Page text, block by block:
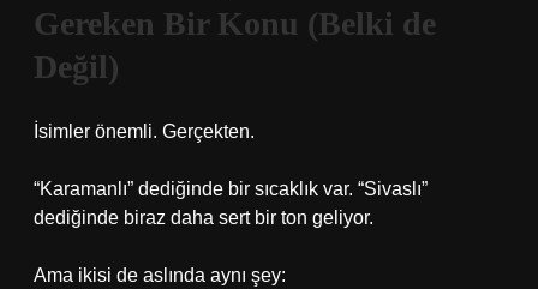
Gereken Bir Konu (Belki de
Değil)
İsimler önemli. Gerçekten.
“Karamanlı” dediğinde bir sıcaklık var. “Sivaslı”
dediğinde biraz daha sert bir ton geliyor.
Ama ikisi de aslında aynı şey: